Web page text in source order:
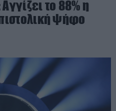
το 88% η
ψήφο